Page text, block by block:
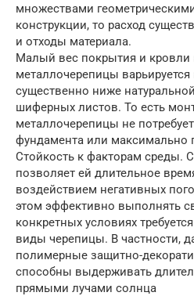
множествами
конструкции, то расход
и отходы материала.
Малый вес покрытия и кровли
металлочерепицы варьируется
существенно ниже
шиферных листов. То есть
металлочерепицы не
фундамента или максимально
Стойкость к факторам среды.
позволяет ей длительное
воздействием негативных
этом эффективно выполнять
конкретных условиях
виды черепицы. В частности,
полимерные защитно-
способны выдерживать
прямыми лучами солнца